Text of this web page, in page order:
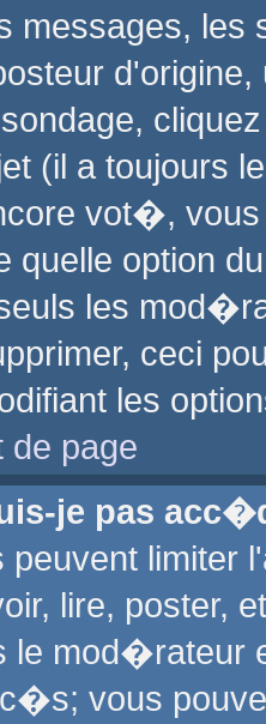
messages,
d'origine,
(il a toujours
vot�,
option
les
ceci
les
de page
je pas
peuvent
lire, poster,
mod�rateur
vous